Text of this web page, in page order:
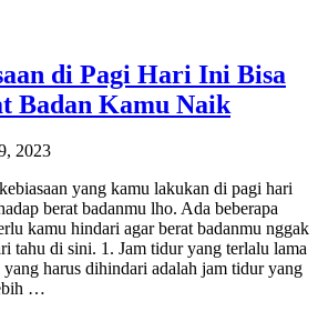
di Pagi Hari Ini Bisa
Badan Kamu Naik
2023
yang kamu lakukan di pagi hari
berat badanmu lho. Ada beberapa
kamu hindari agar berat badanmu nggak
tahu di sini. 1. Jam tidur yang terlalu lama
yang harus dihindari adalah jam tidur yang
…